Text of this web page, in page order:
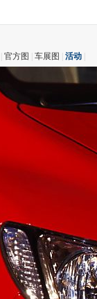
官方图 车展图 活动